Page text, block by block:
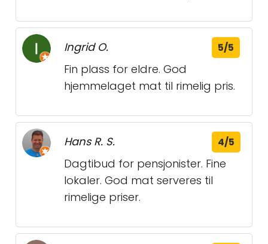
Ingrid O. 5/5
Fin plass for eldre. God
hjemmelaget mat til rimelig pris.
Hans R. S. 4/5
Dagtibud for pensjonister. Fine
lokaler. God mat serveres til
rimelige priser.